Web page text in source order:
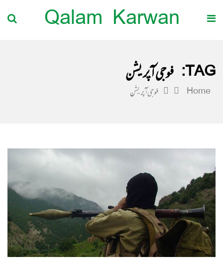
Qalam Karwan
TAG: فوجی آپریشن
Home فوجی آپریشن